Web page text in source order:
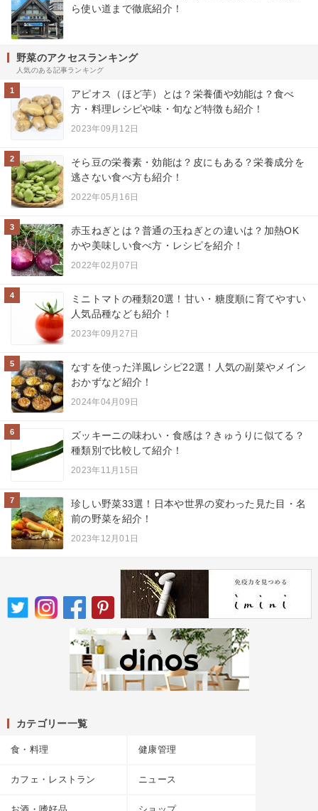
ら使い道まで徹底紹介！
野菜のアクセスランキング
人気のある記事ランキング
1
アピオス（ほど芋）とは？栄養価や効能は？食べ
方・料理レシピや味・旬など特徴も紹介！
2023年09月12日
2
そら豆の栄養素・効能は？皮にもある？栄養成分を
逃さない食べ方も紹介！
2022年05月16日
3
赤玉ねぎとは？普通の玉ねぎとの違いは？加熱OK
かや美味しい食べ方・レシピを紹介！
2022年02月07日
4
ミニトマトの種類20選！甘い・糖度順に育てやすい
人気品種なども紹介！
2023年09月27日
5
なすを使った洋風レシピ22選！人気の副菜やメイン
おかずなど紹介！
2024年04月09日
6
ズッキーニの味わい・食感は？きゅうりに似てる？
種類別で比較して紹介！
2023年11月15日
7
珍しい野菜33選！日本や世界の変わった見た目・名
前の野菜を紹介！
2023年12月01日
カテゴリー一覧
食・料理 健康管理
カフェ・レストラン ニュース